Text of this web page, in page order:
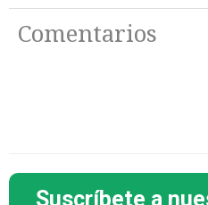
Comentarios
Suscríbete a